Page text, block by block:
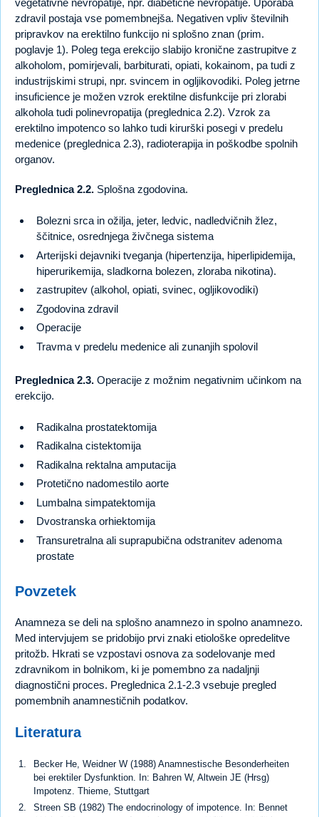
vegetativne nevropatije, npr. diabetične nevropatije. Uporaba
zdravil postaja vse pomembnejša. Negativen vpliv številnih
pripravkov na erektilno funkcijo ni splošno znan (prim.
poglavje 1). Poleg tega erekcijo slabijo kronične zastrupitve z
alkoholom, pomirjevali, barbiturati, opiati, kokainom, pa tudi z
industrijskimi strupi, npr. svincem in ogljikovodiki. Poleg jetrne
insuficience je možen vzrok erektilne disfunkcije pri zlorabi
alkohola tudi polinevropatija (preglednica 2.2). Vzrok za
erektilno impotenco so lahko tudi kirurški posegi v predelu
medenice (preglednica 2.3), radioterapija in poškodbe spolnih
organov.
Preglednica 2.2. Splošna zgodovina.
Bolezni srca in ožilja, jeter, ledvic, nadledvičnih žlez,
ščitnice, osrednjega živčnega sistema
Arterijski dejavniki tveganja (hipertenzija, hiperlipidemija,
hiperurikemija, sladkorna bolezen, zloraba nikotina).
zastrupitev (alkohol, opiati, svinec, ogljikovodiki)
Zgodovina zdravil
Operacije
Travma v predelu medenice ali zunanjih spolovil
Preglednica 2.3. Operacije z možnim negativnim učinkom na
erekcijo.
Radikalna prostatektomija
Radikalna cistektomija
Radikalna rektalna amputacija
Protetično nadomestilo aorte
Lumbalna simpatektomija
Dvostranska orhiektomija
Transuretralna ali suprapubična odstranitev adenoma
prostate
Povzetek
Anamneza se deli na splošno anamnezo in spolno anamnezo.
Med intervjujem se pridobijo prvi znaki etiološke opredelitve
pritožb. Hkrati se vzpostavi osnova za sodelovanje med
zdravnikom in bolnikom, ki je pomembno za nadaljnji
diagnostični proces. Preglednica 2.1-2.3 vsebuje pregled
pomembnih anamnestičnih podatkov.
Literatura
Becker He, Weidner W (1988) Anamnestische Besonderheiten
bei erektiler Dysfunktion. In: Bahren W, Altwein JE (Hrsg)
Impotenz. Thieme, Stuttgart
Streen SB (1982) The endocrinology of impotence. In: Bennet